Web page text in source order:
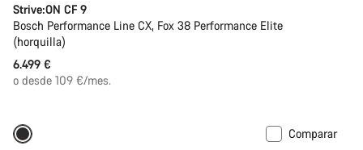
Strive:ON CF 9
Bosch Performance Line CX, Fox 38 Performance Elite
(horquilla)
6.499 €
o desde 109 €/mes.
Comparar